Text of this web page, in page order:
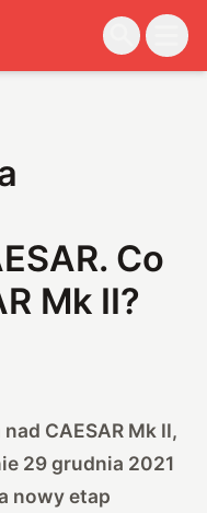
Co
Mk II?
CAESAR Mk II,
29 grudnia 2021
nowy etap